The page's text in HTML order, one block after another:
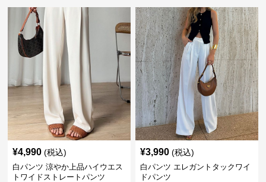
¥4,990 (税込)
白パンツ 涼やか上品ハイウエス
トワイドストレートパンツ
¥3,990 (税込)
白パンツ エレガントタックワイ
ドパンツ